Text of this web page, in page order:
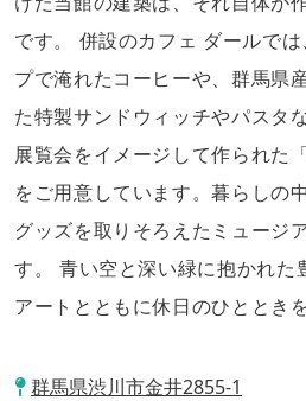
です。 併設のカフェ ダールで
プで淹れたコーヒーや、群馬県
た特製サンドウィッチやパスタ
展覧会をイメージして作られた
をご用意しています。暮らしの
グッズを取りそろえたミュージ
す。 青い空と深い緑に抱かれた
アートとともに休日のひととき
群馬県渋川市金井2855-1